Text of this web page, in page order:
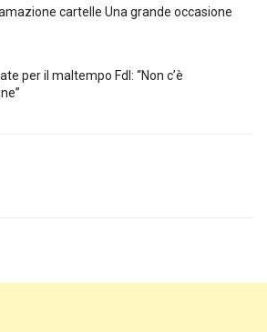
cartelle Una grande occasione
per il maltempo FdI: “Non c’è